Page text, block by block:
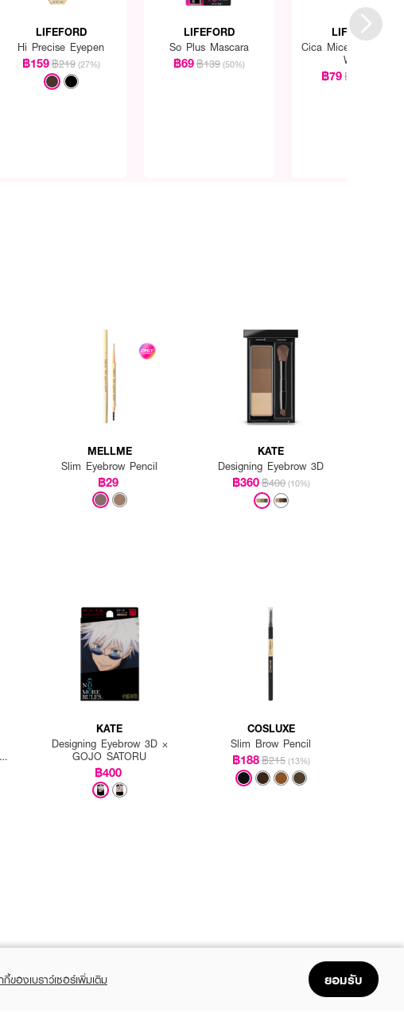
LIFEFORD
Hi Precise Eyepen
฿159฿219 (27%)
LIFEFORD
So Plus Mascara
฿69฿139 (50%)
LIFEFORD
Cica Micellar
Water
฿79฿139
MELLME
Slim Eyebrow Pencil
฿29
KATE
Designing Eyebrow 3D
฿360฿400 (10%)
KATE
Designing Eyebrow 3D ×
GOJO SATORU
฿400
COSLUXE
Slim Brow Pencil
฿188฿215 (13%)
ของเบราว์เซอร์เพิ่มเติม ยอมรับ